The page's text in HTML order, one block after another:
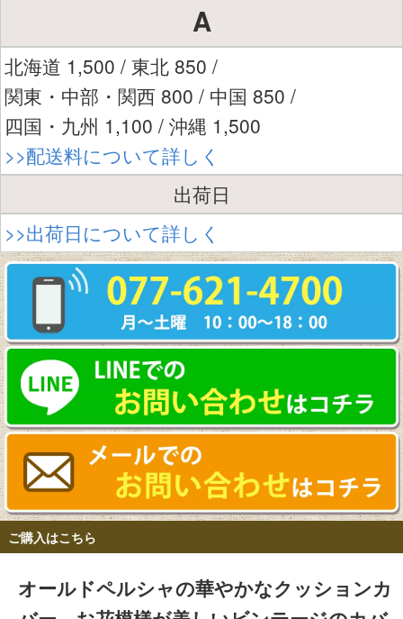
A
北海道 1,500 / 東北 850 /
関東・中部・関西 800 / 中国 850 /
四国・九州 1,100 / 沖縄 1,500
>>配送料について詳しく
出荷日
>>出荷日について詳しく
ご購入はこちら
オールドペルシャの華やかなクッションカ